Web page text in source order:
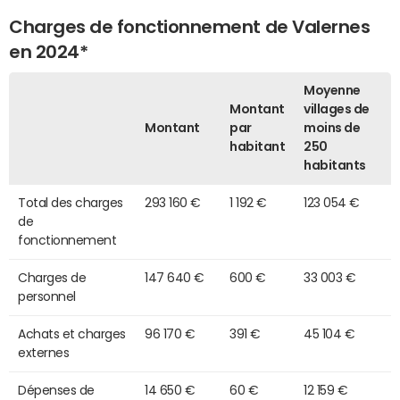
Charges de fonctionnement de Valernes
en 2024*
Montant
Montant
par
habitant
Moyenne
villages de
moins de
250
habitants
Total des charges
de
fonctionnement
293 160 € 1 192 € 123 054 €
Charges de
personnel
147 640 € 600 € 33 003 €
Achats et charges
externes
96 170 € 391 € 45 104 €
Dépenses de 14 650 € 60 € 12 159 €